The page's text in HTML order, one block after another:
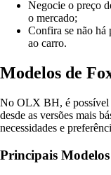
Negocie o preço
o mercado;
Confira se não há
ao carro.
Modelos de
No OLX BH, é possível
desde as versões mais
necessidades e
Principais Modelos